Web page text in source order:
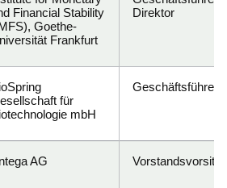
Financial Stability
Goethe-
Frankfurt
Direktor
für
mbH
Geschäftsführerin
AG